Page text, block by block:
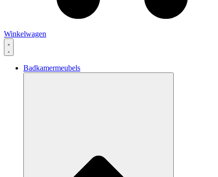
Winkelwagen
Badkamermeubels